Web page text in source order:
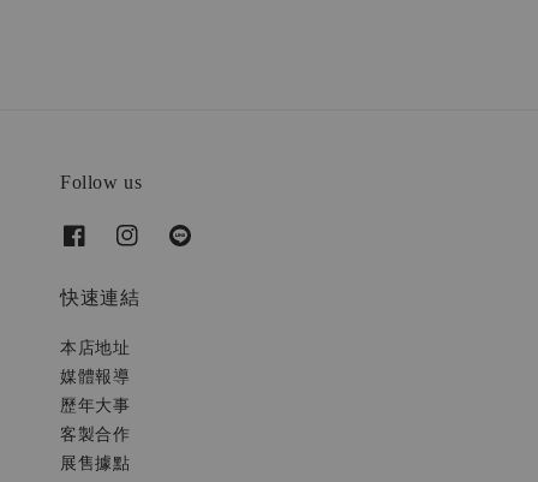
Follow us
快速連結
本店地址
媒體報導
歷年大事
客製合作
展售據點